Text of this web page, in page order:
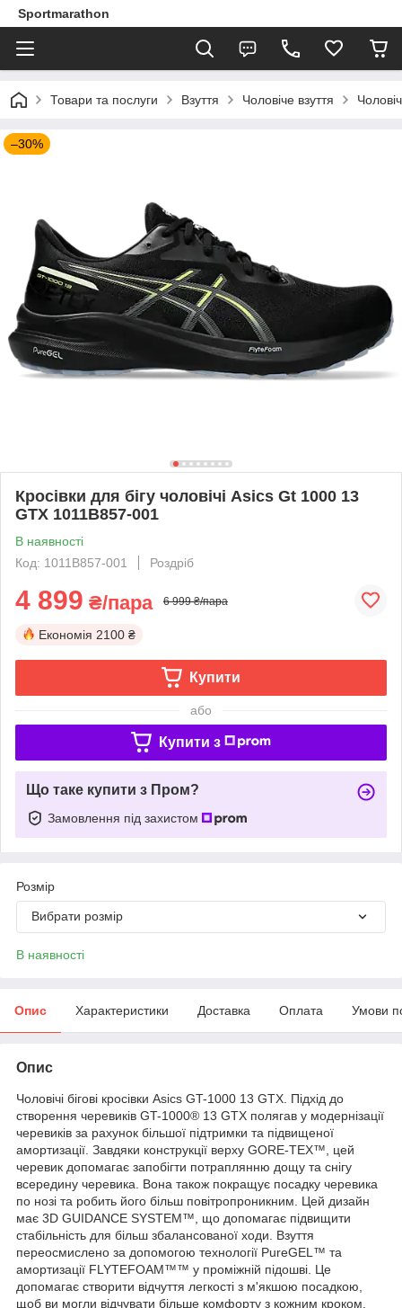
Sportmarathon
Товари та послуги Взуття Чоловіче взуття
–30%
Кросівки для бігу чоловічі Asics Gt 1000 13
GTX 1011B857-001
В наявності
Код: 1011B857-001
Роздріб
4 899 ₴/пара 6 999 ₴/пара
Економія 2100 ₴
Купити
або
Купити з
Що таке купити з Пром?
Замовлення під захистом
Розмір
Вибрати розмір
В наявності
Опис Характеристики Доставка Оплата Умови
Опис
Чоловічі бігові кросівки Asics GT-1000 13 GTX. Підхід до
створення черевиків GT-1000® 13 GTX полягав у модернізації
черевиків за рахунок більшої підтримки та підвищеної
амортизації. Завдяки конструкції верху GORE-TEX™, цей
черевик допомагає запобігти потраплянню дощу та снігу
всередину черевика. Вона також покращує посадку черевика
по нозі та робить його більш повітропроникним. Цей дизайн
має 3D GUIDANCE SYSTEM™, що допомагає підвищити
стабільність для більш збалансованої ходи. Взуття
переосмислено за допомогою технології PureGEL™ та
амортизації FLYTEFOAM™™ у проміжній підошві. Це
допомагає створити відчуття легкості з м'якшою посадкою,
щоб ви могли відчувати більше комфорту з кожним кроком.